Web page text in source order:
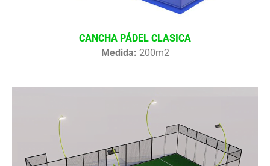
CANCHA PÁDEL CLASICA
Medida: 200m2